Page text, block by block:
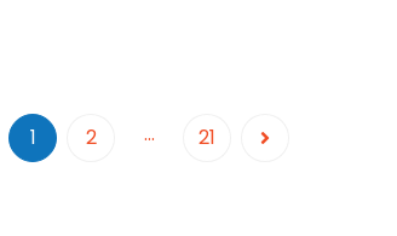
1 2 … 21